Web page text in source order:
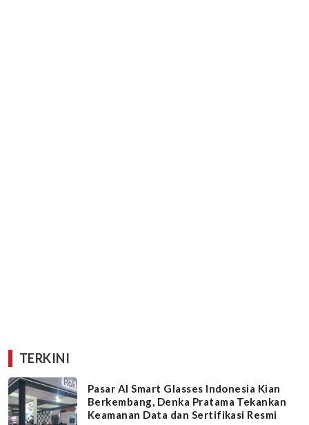
TERKINI
Pasar AI Smart Glasses Indonesia Kian
Berkembang, Denka Pratama Tekankan
Keamanan Data dan Sertifikasi Resmi